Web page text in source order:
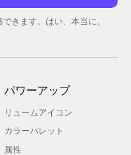
きます。はい、本当に。
パワーアップ
リュームアイコン
カラーパレット
属性